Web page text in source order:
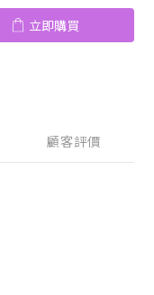
立即購買
顧客評價